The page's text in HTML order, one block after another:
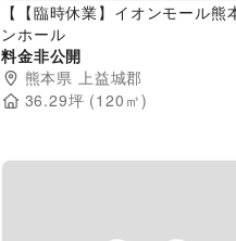
【【臨時休業】イオンモール熊
ンホール
料金非公開
熊本県 上益城郡
36.29坪 (120 ㎡)